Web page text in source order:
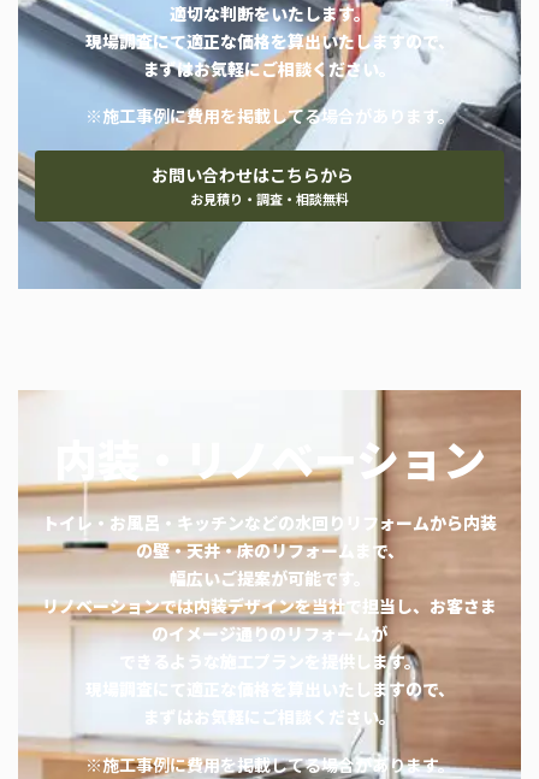
適切な判断をいたします。
現場調査にて適正な価格を算出いたしますので、
まずはお気軽にご相談ください。
※施工事例に費用を掲載してる場合があります。
お問い合わせはこちらから
お見積り・調査・相談無料
内装・リノベーション
トイレ・お風呂・キッチンなどの水回りリフォームから内装
の壁・天井・床のリフォームまで、
幅広いご提案が可能です。
リノベーションでは内装デザインを当社で担当し、お客さま
のイメージ通りのリフォームが
できるような施工プランを提供します。
現場調査にて適正な価格を算出いたしますので、
まずはお気軽にご相談ください。
※施工事例に費用を掲載してる場合があります。